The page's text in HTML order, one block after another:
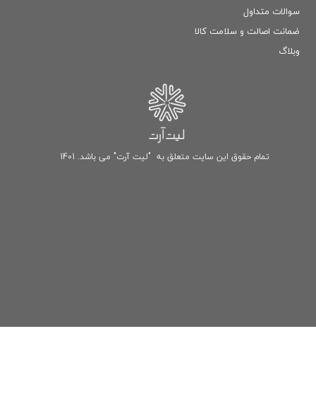
سوالات متداول
ضمانت اصالت و سلامت كالا
وبلاگ
تمام حقوق این سایت متعلق به "لیت آرت" می باشد. 1401